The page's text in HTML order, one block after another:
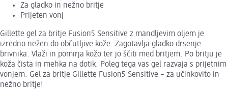
Za gladko in nežno britje
Prijeten vonj
Gillette gel za britje Fusion5 Sensitive z mandljevim oljem je
izredno nežen do občutljive kože. Zagotavlja gladko drsenje
brivnika. Vlaži in pomirja kožo ter jo ščiti med britjem. Po britju je
koža čista in mehka na dotik. Poleg tega vas gel razvaja s prijetnim
vonjem. Gel za britje Gillette Fusion5 Sensitive – za učinkovito in
nežno britje!